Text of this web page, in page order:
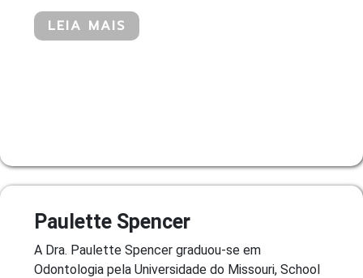
LEIA MAIS
Paulette Spencer
A Dra. Paulette Spencer graduou-se em
Odontologia pela Universidade do Missouri, School